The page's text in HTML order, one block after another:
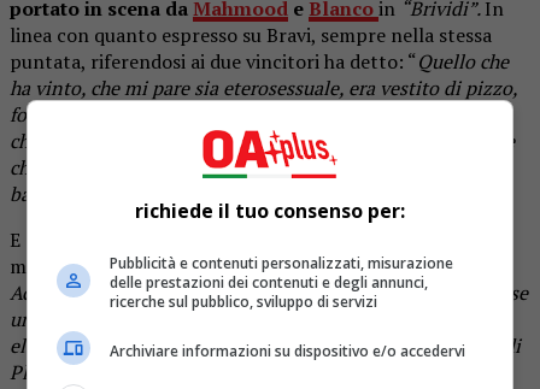
portato in scena daMahmood e Blancoin “Brividi”.In
linea con quanto espresso su Bravi, sempre nella stessa
puntata, riferendosi ai due vincitori ha detto: “Quello che
ha vinto, che mi pare sia eterosessuale, era vestito di pizzo,
forse perché voleva dialogare con Saviano. (…) Questi due
che cercano di baciarsi vanamente. Non capisco perché due
che vanno a cantare devono stringersi, toccarsi, canta e
basta”.
E al centro dei pensieri del critico d’arte non poteva
mancare nemmenol’unicità diDrusilla Foer: “È il vero
Achille Lauro. Incredibile che a Sanremo l’unica donna fosse
un uomo. È un personaggio riuscito, è una versione più
elegante e meno sciatta dal punto di vista dell’immagine di
Platinette”.
richiede il tuo consenso per:
Pubblicità e contenuti personalizzati, misurazione
delle prestazioni dei contenuti e degli annunci,
ricerche sul pubblico, sviluppo di servizi
Archiviare informazioni su dispositivo e/o accedervi